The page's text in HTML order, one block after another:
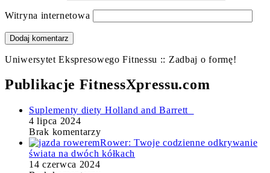
Witryna internetowa
Uniwersytet Ekspresowego Fitnessu :: Zadbaj o formę!
Publikacje FitnessXpressu.com
Suplementy diety Holland and Barrett
4 lipca 2024
Brak komentarzy
Rower: Twoje codzienne odkrywanie
świata na dwóch kółkach
14 czerwca 2024